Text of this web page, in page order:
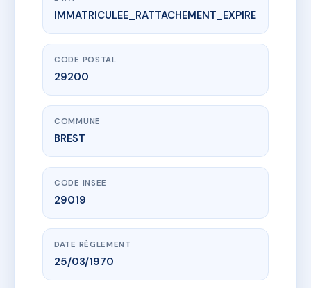
www.vme.plus/AA8169674
2 A 14 RUE DU ROUERGUE
2-14 r du rouergue
IMMATRICULEE_RATTACHEMENT_EXPIRE
CODE POSTAL
29200
COMMUNE
BREST
CODE INSEE
29019
DATE RÈGLEMENT
25/03/1970